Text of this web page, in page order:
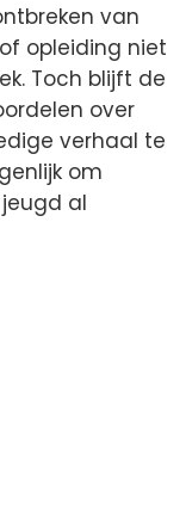
van
opleiding niet
Toch blijft de
over
verhaal te
om
al